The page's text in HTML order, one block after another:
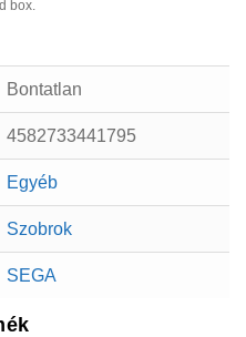
box.
Bontatlan
4582733441795
Egyéb
Szobrok
SEGA